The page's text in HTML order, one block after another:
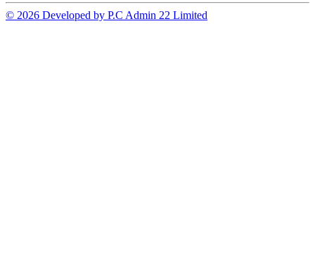
© 2026 Developed by P.C Admin 22 Limited